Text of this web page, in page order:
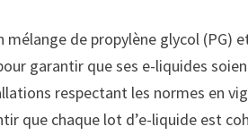
de propylène glycol (PG)
garantir que ses e-liquides
respectant les normes en
que chaque lot d’e-liquide est